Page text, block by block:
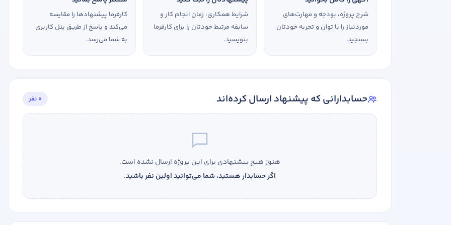
شرح پروژه، بودجه و مهارت‌های
موردنیاز را با توان و تجربه خودتان
بسنجید.
شرایط همکاری، زمان انجام کار و
سابقه مرتبط خودتان را برای کارفرما
بنویسید.
کارفرما پیشنهادها را مقایسه
می‌کند و پاسخ از طریق پنل کاربری
به شما می‌رسد.
حسابدارانی که پیشنهاد ارسال کرده‌اند 0 نفر
هنوز هیچ پیشنهادی برای این پروژه ارسال نشده است.
اگر حسابدار هستید، شما می‌توانید اولین نفر باشید.
هدف بلند مدت شما از آموزش چیست ؟ ثبت شرکت حسابداری تدریس کار آفرینی